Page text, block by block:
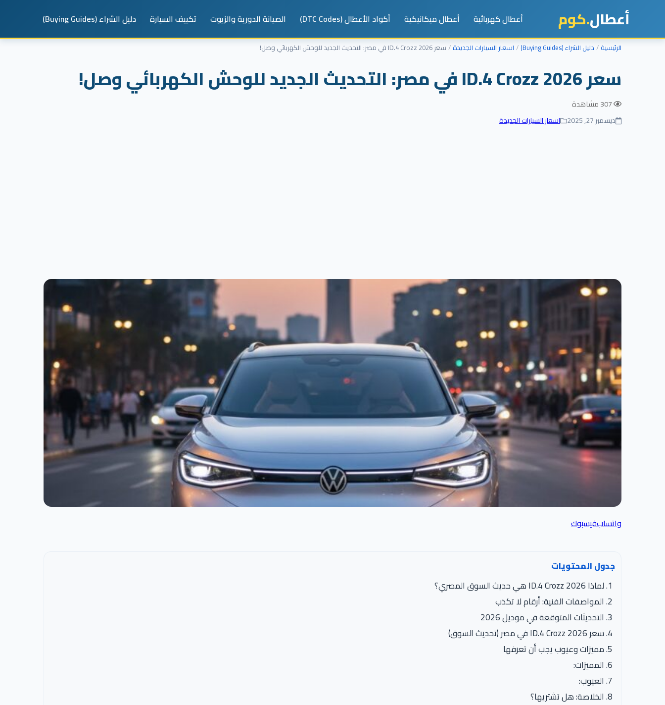
أعطال.كوم أعطال كهربائية أعطال ميكانيكية أكواد الأعطال (DTC Codes) الصيانة الدورية والزيوت تكييف السيارة دليل الشراء (Buying Guides)
الرئيسية دليل الشراء (Buying Guides) اسعار السيارات الجديدة سعر ID.4 Crozz 2026 في مصر: التحديث الجديد للوحش الكهربائي وصل!
سعر ID.4 Crozz 2026 في مصر: التحديث الجديد للوحش الكهربائي وصل!
ديسمبر 27, 2025 اسعار السيارات الجديدة
واتسابفيسبوك
جدول المحتويات
لماذا ID.4 Crozz 2026 هي حديث السوق المصري؟
المواصفات الفنية: أرقام لا تكذب
التحديثات المتوقعة في موديل 2026
سعر ID.4 Crozz 2026 في مصر (تحديث السوق)
مميزات وعيوب يجب أن تعرفها
المميزات:
العيوب:
الخلاصة: هل تشتريها؟